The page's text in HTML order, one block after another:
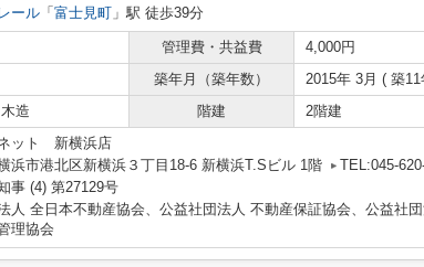
ール 「 富士見町 」駅 徒歩39分
管理費・共益費
4,000円
築年月（築年数）
2015年 3月 ( 築11
造 階建 2階建
ット 新横浜店
浜市港北区新横浜３丁目18-6 新横浜T.Sビル 1階
TEL:045-
事 (4) 第27129号
人 全日本不動産協会、公益社団法人 不動産保証協会、公益社
理協会